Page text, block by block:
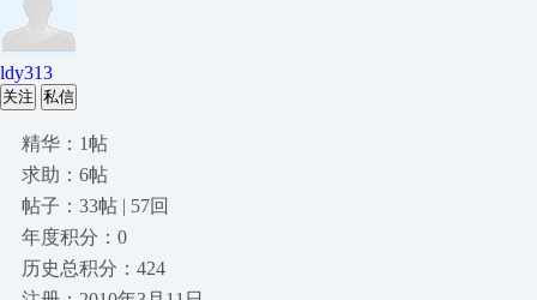
ldy313
关注 私信
精华：1帖
求助：6帖
帖子：33帖 | 57回
年度积分：0
历史总积分：424